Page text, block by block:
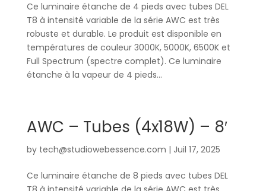
Ce luminaire étanche de 4 pieds avec tubes DEL
T8 à intensité variable de la série AWC est très
robuste et durable. Le produit est disponible en
températures de couleur 3000K, 5000K, 6500K et
Full Spectrum (spectre complet). Ce luminaire
étanche à la vapeur de 4 pieds...
AWC – Tubes (4x18W) – 8′
by tech@studiowebessence.com | Juil 17, 2025
Ce luminaire étanche de 8 pieds avec tubes DEL